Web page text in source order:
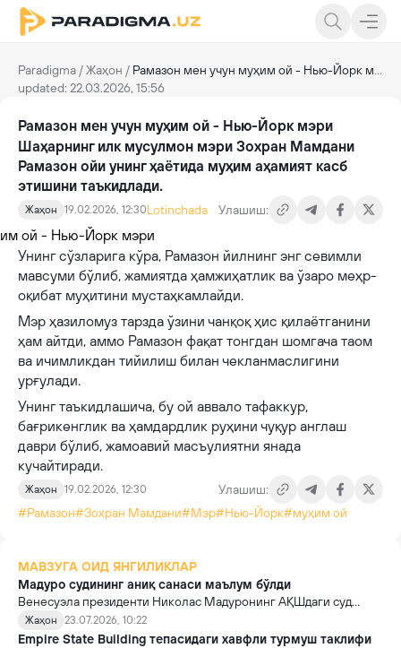
Paradigma /Жаҳон / Рамазон мен учун муҳим ой - Нью-Йорк мэри
updated: 22.03.2026, 15:56
Рамазон мен учун муҳим ой - Нью-Йорк мэри
Шаҳарнинг илк мусулмон мэри Зохран Мамдани
Рамазон ойи унинг ҳаётида муҳим аҳамият касб
этишини таъкидлади.
Жаҳон 19.02.2026, 12:30Lotinchada Улашиш:
Унинг сўзларига кўра, Рамазон йилнинг энг севимли
мавсуми бўлиб, жамиятда ҳамжиҳатлик ва ўзаро меҳр-
оқибат муҳитини мустаҳкамлайди.
Мэр ҳазиломуз тарзда ўзини чанқоқ ҳис қилаётганини
ҳам айтди, аммо Рамазон фақат тонгдан шомгача таом
ва ичимликдан тийилиш билан чекланмаслигини
урғулади.
Унинг таъкидлашича, бу ой аввало тафаккур,
бағрикенглик ва ҳамдардлик руҳини чуқур англаш
даври бўлиб, жамоавий масъулиятни янада
кучайтиради.
Жаҳон 19.02.2026, 12:30
Улашиш:
#Рамазон#Зохран Мамдани#Мэр#Нью-Йорк#муҳим ой
МАВЗУГА ОИД ЯНГИЛИКЛАР
Мадуро судининг аниқ санаси маълум бўлди
Венесуэла президенти Николас Мадуронинг АҚШдаги суд
жараёни 2027 йил июн ойига белгиланди.
Жаҳон 23.07.2026, 10:22
Empire State Building тепасидаги хавфли турмуш таклифи